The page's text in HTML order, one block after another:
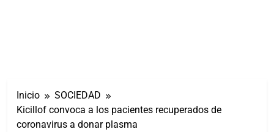
Inicio
SOCIEDAD
Kicillof convoca a los pacientes recuperados de
coronavirus a donar plasma